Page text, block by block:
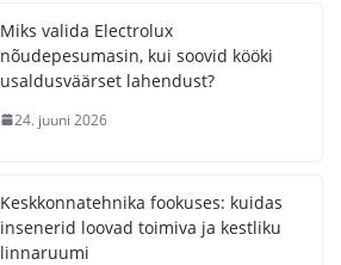
Miks valida Electrolux
nõudepesumasin, kui soovid kööki
usaldusväärset lahendust?
24. juuni 2026
Keskkonnatehnika fookuses: kuidas
insenerid loovad toimiva ja kestliku
linnaruumi